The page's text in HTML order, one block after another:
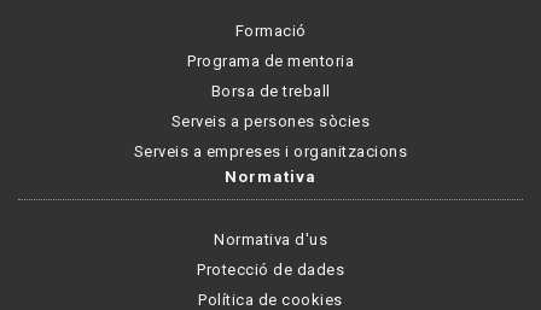
Formació
Programa de mentoria
Borsa de treball
Serveis a persones sòcies
Serveis a empreses i organitzacions
Normativa
Normativa d'us
Protecció de dades
Política de cookies